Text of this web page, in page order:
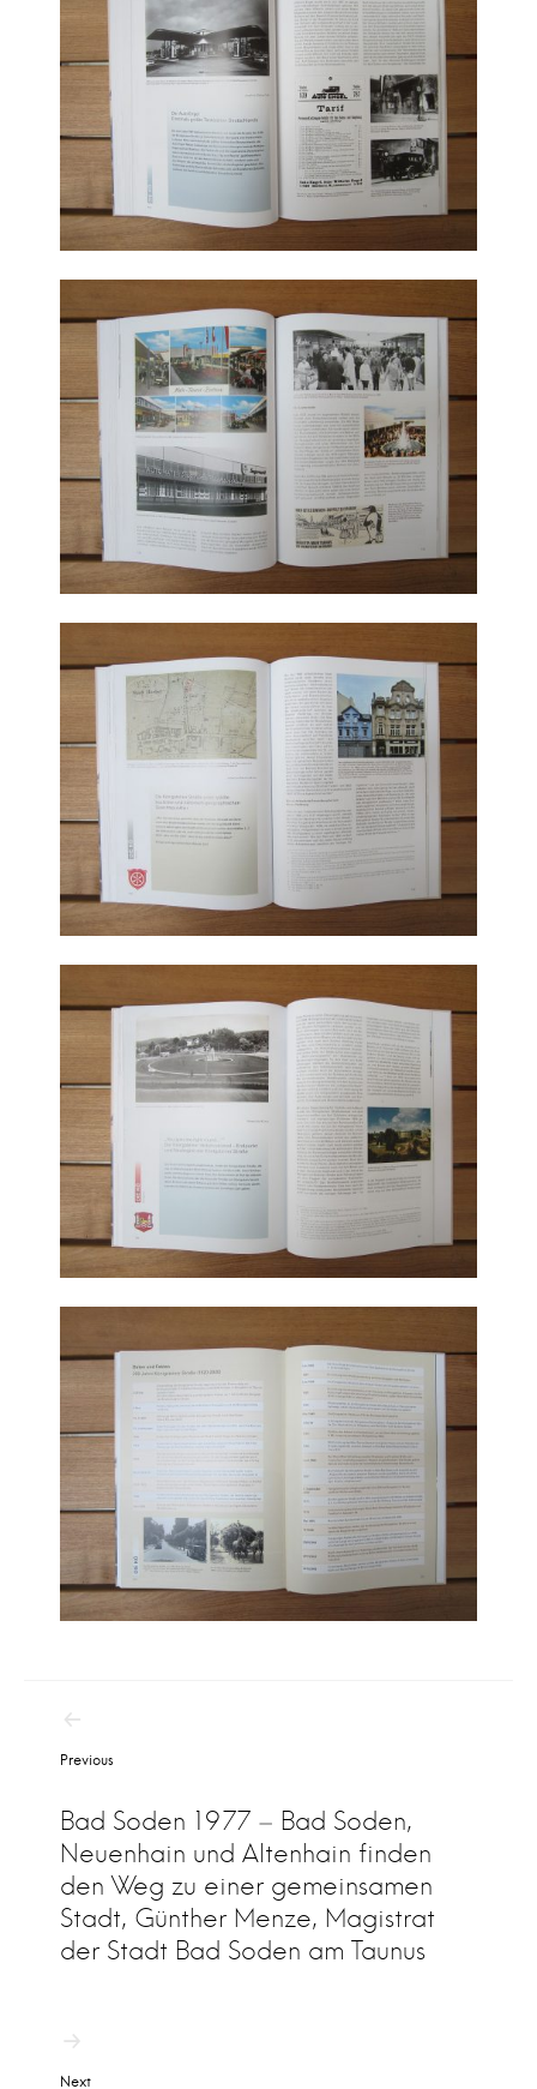
B
e
i
t
r
a
g
n
Previous
Bad Soden 1977 – Bad Soden,
Neuenhain und Altenhain finden
den Weg zu einer gemeinsamen
Stadt, Günther Menze, Magistrat
der Stadt Bad Soden am Taunus
Next